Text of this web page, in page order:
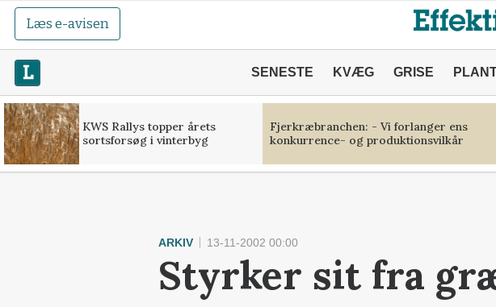
Læs e-avisen
SENESTE KVÆG GRISE
KWS Rallys topper årets
sortsforsøg i vinterbyg
Fjerkræbranchen: - Vi forlanger ens
konkurrence- og produktionsvilkår
ARKIV 13-11-2002 00:00
Styrker sit fra